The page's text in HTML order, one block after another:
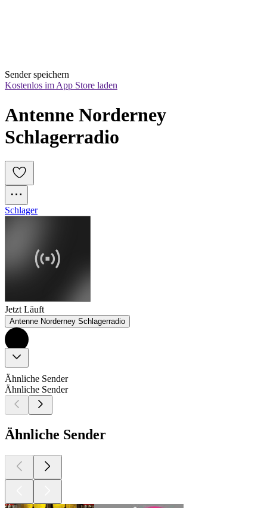
Sender speichern
Kostenlos im App Store laden
Antenne Norderney
Schlagerradio
Schlager
Jetzt Läuft
Antenne Norderney Schlagerradio
Ähnliche Sender
Ähnliche Sender
Ähnliche Sender